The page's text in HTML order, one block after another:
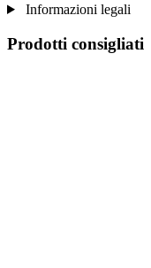
Informazioni legali
Prodotti consigliati